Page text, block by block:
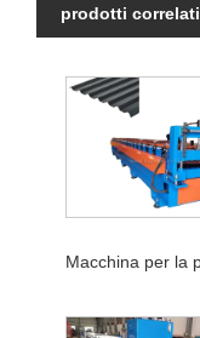
prodotti correlati